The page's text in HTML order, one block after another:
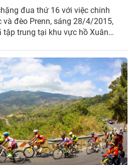
đua thứ 16 với việc chinh
và đèo Prenn, sáng 28/4/2015,
trung tại khu vực hồ Xuân
hồ với cự ly 51 km